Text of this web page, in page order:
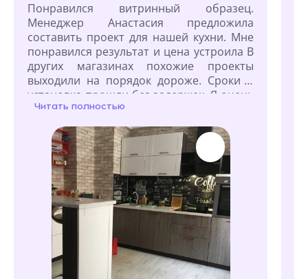
Понравился витринный образец.
Менеджер Анастасия предложила
составить проект для нашей кухни. Мне
понравился результат и цена устроила В
других магазинах похожие проекты
выходили на порядок дороже. Сроки и
установка прошли без задержек. Я очень
довольна Отдельное спасибо Анастасии
за индивидуальный подход и постоянную
связь.
Читать полностью